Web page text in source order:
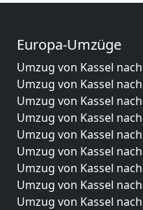
Europa-Umzüge
Umzug von Kassel
Umzug von Kassel
Umzug von Kassel
Umzug von Kassel
Umzug von Kassel
Umzug von Kassel
Umzug von Kassel
Umzug von Kassel
Umzug von Kassel